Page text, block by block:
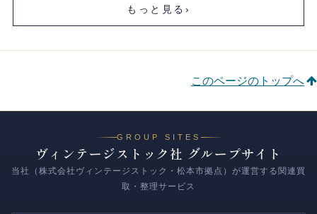
もっと見る ›
このページのトップへ
GROUP SITES
ヴィンテージストック社 グループサイト
当社（株式会社ヴィンテージストック・松本市拠点）が運営する関連買
取・整理サービス